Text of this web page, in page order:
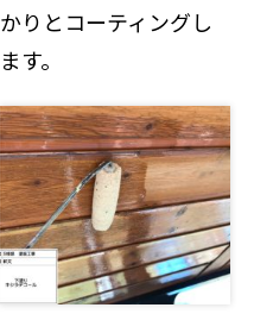
かりとコーティングし
ます。